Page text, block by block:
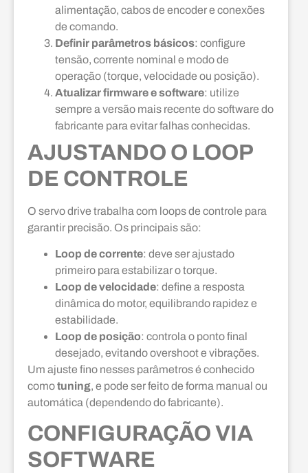
alimentação, cabos de encoder e conexões
de comando.
Definir parâmetros básicos: configure
tensão, corrente nominal e modo de
operação (torque, velocidade ou posição).
Atualizar firmware e software: utilize
sempre a versão mais recente do software do
fabricante para evitar falhas conhecidas.
AJUSTANDO O LOOP
DE CONTROLE
O servo drive trabalha com loops de controle para
garantir precisão. Os principais são:
Loop de corrente: deve ser ajustado
primeiro para estabilizar o torque.
Loop de velocidade: define a resposta
dinâmica do motor, equilibrando rapidez e
estabilidade.
Loop de posição: controla o ponto final
desejado, evitando overshoot e vibrações.
Um ajuste fino nesses parâmetros é conhecido
comotuning, e pode ser feito de forma manual ou
automática (dependendo do fabricante).
CONFIGURAÇÃO VIA
SOFTWARE